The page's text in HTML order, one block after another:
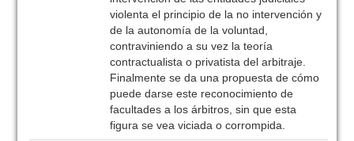
violenta el principio de la no intervención y
de la autonomía de la voluntad,
contraviniendo a su vez la teoría
contractualista o privatista del arbitraje.
Finalmente se da una propuesta de cómo
puede darse este reconocimiento de
facultades a los árbitros, sin que esta
figura se vea viciada o corrompida.